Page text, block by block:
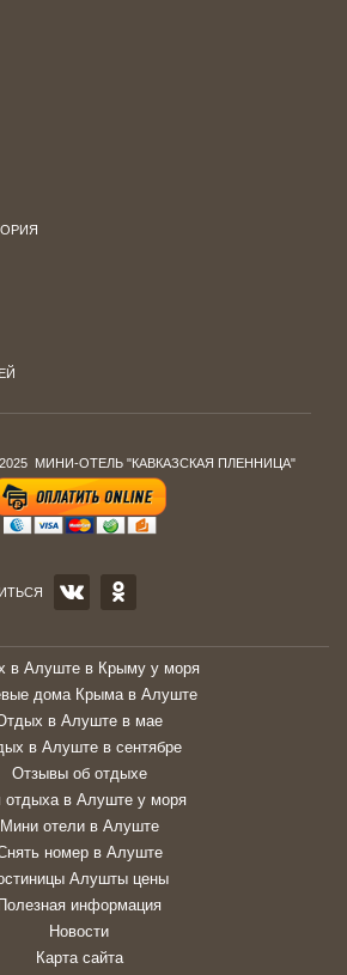
2025 МИНИ-ОТЕЛЬ "КАВКАЗСКАЯ ПЛЕННИЦА"
в Алуште в Крыму у моря
дома Крыма в Алуште
в Алуште в мае
в Алуште в сентябре
Отзывы об отдыхе
отдыха в Алуште у моря
Мини отели в Алуште
номер в Алуште
Алушты цены
Полезная информация
Новости
Карта сайта